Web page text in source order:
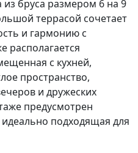
из бруса размером 6 на 9
террасой сочетает
и гармонию с
располагается
с кухней,
пространство,
и дружеских
предусмотрен
подходящая для